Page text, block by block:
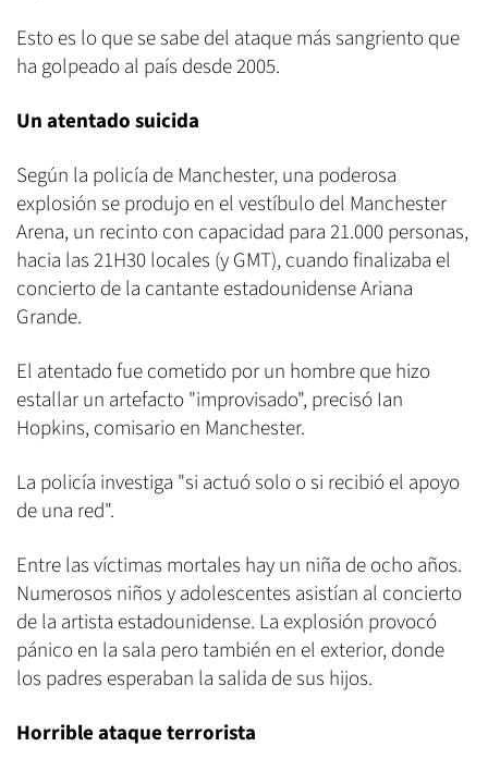
Esto es lo que se sabe del ataque más sangriento que
ha golpeado al país desde 2005.
Un atentado suicida
Según la policía de Manchester, una poderosa
explosión se produjo en el vestíbulo del Manchester
Arena, un recinto con capacidad para 21.000 personas,
hacia las 21H30 locales (y GMT), cuando finalizaba el
concierto de la cantante estadounidense Ariana
Grande.
El atentado fue cometido por un hombre que hizo
estallar un artefacto "improvisado", precisó Ian
Hopkins, comisario en Manchester.
La policía investiga "si actuó solo o si recibió el apoyo
de una red".
Entre las víctimas mortales hay un niña de ocho años.
Numerosos niños y adolescentes asistían al concierto
de la artista estadounidense. La explosión provocó
pánico en la sala pero también en el exterior, donde
los padres esperaban la salida de sus hijos.
Horrible ataque terrorista